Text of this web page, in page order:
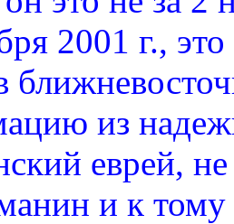
2001 г.,
из
еврей,
и к